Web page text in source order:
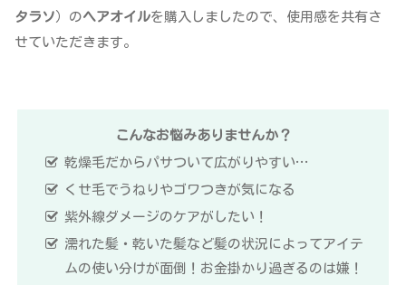
タラソ ）のヘアオイルを購入しましたので、使用感を共有さ
せていただきます。
こんなお悩みありませんか？
乾燥毛だからパサついて広がりやすい…
くせ毛でうねりやゴワつきが気になる
紫外線ダメージのケアがしたい！
濡れた髪・乾いた髪など髪の状況によってアイテ
ムの使い分けが面倒！お金掛かり過ぎるのは嫌！